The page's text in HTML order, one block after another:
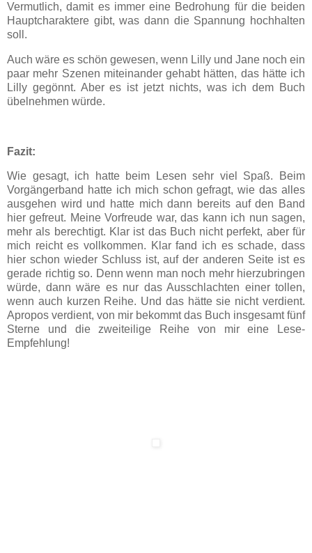
Vermutlich, damit es immer eine Bedrohung für die beiden
Hauptcharaktere gibt, was dann die Spannung hochhalten
soll.
Auch wäre es schön gewesen, wenn Lilly und Jane noch ein
paar mehr Szenen miteinander gehabt hätten, das hätte ich
Lilly gegönnt. Aber es ist jetzt nichts, was ich dem Buch
übelnehmen würde.
Fazit:
Wie gesagt, ich hatte beim Lesen sehr viel Spaß. Beim
Vorgängerband hatte ich mich schon gefragt, wie das alles
ausgehen wird und hatte mich dann bereits auf den Band
hier gefreut. Meine Vorfreude war, das kann ich nun sagen,
mehr als berechtigt. Klar ist das Buch nicht perfekt, aber für
mich reicht es vollkommen. Klar fand ich es schade, dass
hier schon wieder Schluss ist, auf der anderen Seite ist es
gerade richtig so. Denn wenn man noch mehr hierzubringen
würde, dann wäre es nur das Ausschlachten einer tollen,
wenn auch kurzen Reihe. Und das hätte sie nicht verdient.
Apropos verdient, von mir bekommt das Buch insgesamt fünf
Sterne und die zweiteilige Reihe von mir eine Lese-
Empfehlung!